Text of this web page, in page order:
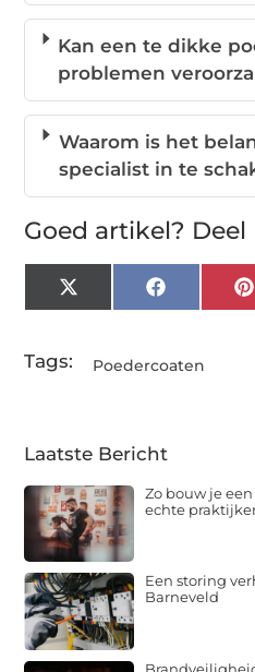
Kan een te dikke
problemen
Waarom is het
specialist in te
Goed artikel?
X
(Twitter)
Facebook
Tags: Poedercoaten
Laatste Bericht
Zo bouw je
echte
Een storing
Barneveld